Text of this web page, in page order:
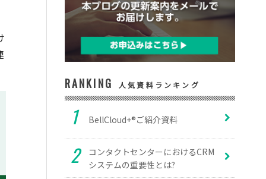
RANKING 人気資料ランキング
BellCloud+®ご紹介資料
コンタクトセンターにおけるCRM
システムの重要性とは?